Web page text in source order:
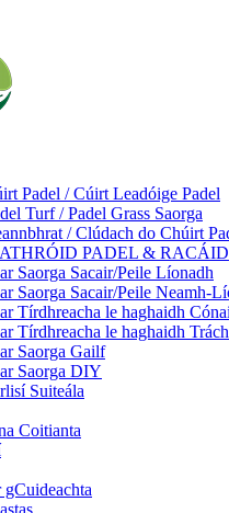
Padel / Cúirt Leadóige Padel
Turf / Padel Grass Saorga
/ Clúdach do Chúirt
PADEL & RACÁID
Saorga Sacair/Peile Líonadh
Saorga Sacair/Peile Neamh-
Tírdhreacha le haghaidh
Tírdhreacha le haghaidh
Saorga Gailf
Saorga DIY
Suiteála
Coitianta
gCuideachta